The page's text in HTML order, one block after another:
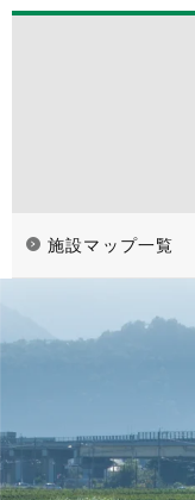
施設マップ一覧